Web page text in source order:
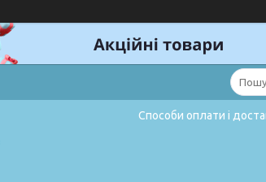
Способи оплати і